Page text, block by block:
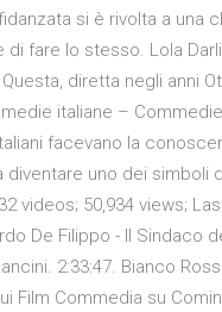
si è rivolta a una
fare lo stesso. Lola
diretta negli anni
italiane –
facevano la
uno dei simboli
videos; 50,934 views;
De Filippo - Il Sindaco
2:33:47. Bianco
Film Commedia su